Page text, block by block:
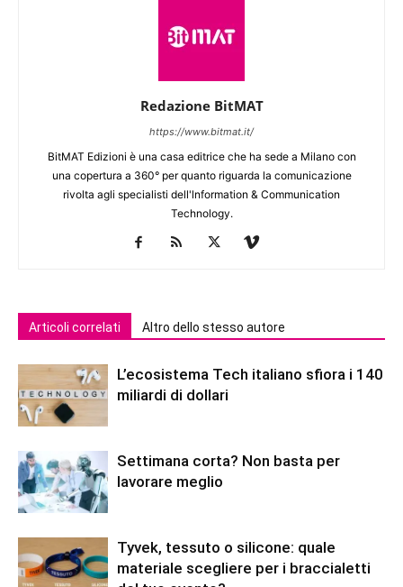
Redazione BitMAT
https://www.bitmat.it/
BitMAT Edizioni è una casa editrice che ha sede a Milano con
una copertura a 360° per quanto riguarda la comunicazione
rivolta agli specialisti dell'lnformation & Communication
Technology.
Articoli correlati Altro dello stesso autore
L’ecosistema Tech italiano sfiora i 140
miliardi di dollari
Settimana corta? Non basta per
lavorare meglio
Tyvek, tessuto o silicone: quale
materiale scegliere per i braccialetti